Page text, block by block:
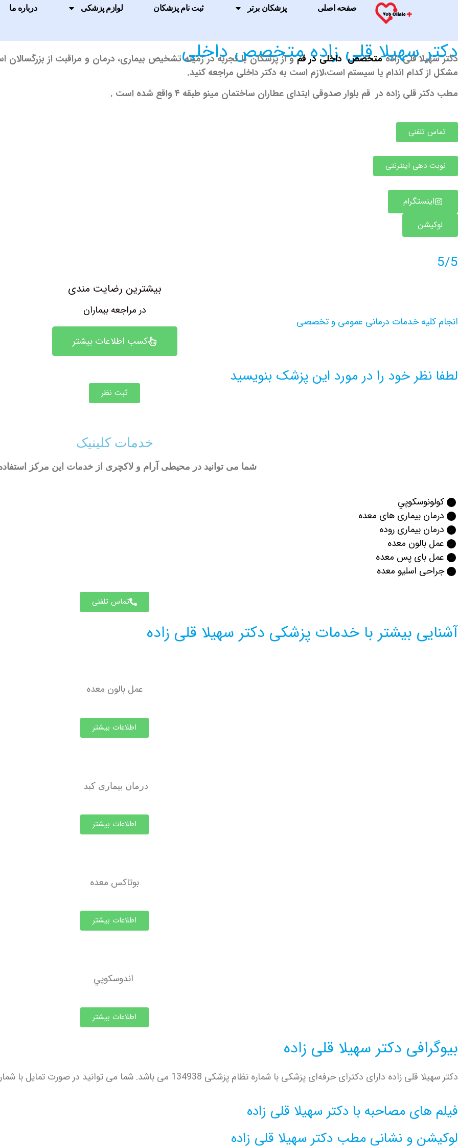
صفحه اصلی پزشکان برتر ثبت نام پزشکان لوازم پزشکی درباره ما
دکتر سهیلا قلی زاده متخصص داخلی
دکتر سهیلا قلی زادهمتخصص داخلی در قمو از پزشکان با تجربه در زمینه تشخیص بیماری، درمان و مراقبت از
مشکل از کدام اندام یا سیستم است،لازم است به دکتر داخلی مراجعه کنید.
مطب دکتر قلی زاده در قم بلوار صدوقی ابتدای عطاران ساختمان مینو طبقه ۴ واقع شده است .
تماس تلفنی
نوبت دهی اینترنتی
اینستگرام
لوکیشن
5/5
بیشترین رضایت مندی
در مراجعه بیماران
انجام کلیه خدمات درمانی عمومی و تخصصی
کسب اطلاعات بیشتر
لطفا نظر خود را در مورد این پزشک بنویسید
ثبت نظر
خدمات کلینیک
شما می توانید در محیطی آرام و لاکچری از خدمات این مرکز استفاده
كولونوسكوپي
درمان بیماری های معده
درمان بیماری روده
عمل بالون معده
عمل بای پس معده
جراحی اسلیو معده
تماس تلفنی
آشنایی بیشتر با خدمات پزشکی دکتر سهیلا قلی زاده
عمل بالون معده
اطلاعات بیشتر
درمان بیماری کبد
اطلاعات بیشتر
بوتاکس معده
اطلاعات بیشتر
اندوسكوپي
اطلاعات بیشتر
بیوگرافی دکتر سهیلا قلی زاده
دکتر سهیلا قلی زاده دارای دکترای حرفه‌ای پزشکی با شماره نظام پزشکی 134938 می باشد. شما می توانید در صورت تمایل با شماره های درج شده در این وب سایت تماس حاصل فرمایید .
فیلم های مصاحبه با دکتر سهیلا قلی زاده
لوکیشن و نشانی مطب دکتر سهیلا قلی زاده